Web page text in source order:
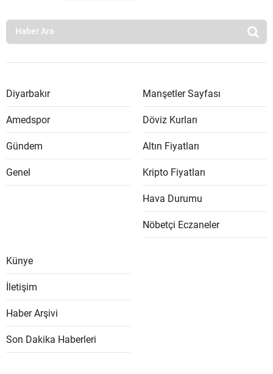
Diyarbakır
Amedspor
Gündem
Genel
Manşetler Sayfası
Döviz Kurları
Altın Fiyatları
Kripto Fiyatları
Hava Durumu
Nöbetçi Eczaneler
Künye
İletişim
Haber Arşivi
Son Dakika Haberleri